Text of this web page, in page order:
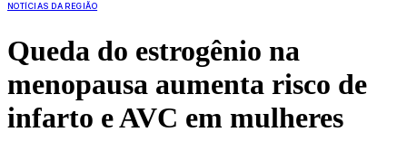
NOTÍCIAS DA REGIÃO
Queda do estrogênio na
menopausa aumenta risco de
infarto e AVC em mulheres